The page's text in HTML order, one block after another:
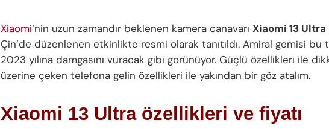
Xiaomi‘nin uzun zamandır beklenen kamera canavarı Xiaomi 13 Ultra
Çin’de düzenlenen etkinlikte resmi olarak tanıtıldı. Amiral gemisi bu
2023 yılına damgasını vuracak gibi görünüyor. Güçlü özellikleri ile
üzerine çeken telefona gelin özellikleri ile yakından bir göz atalım.
Xiaomi 13 Ultra özellikleri ve fiyatı